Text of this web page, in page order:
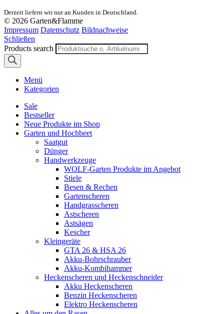
Derzeit liefern wir nur an Kunden in Deutschland.
© 2026 Garten&Flamme
Impressum Datenschutz Bildnachweise
Schließen
Products search
Menü
Kategorien
Sale
Bestseller
Neue Produkte im Shop
Garten und Hochbeet
Saatgut
Dünger
Handwerkzeuge
WOLF-Garten Produkte im Angebot
Stiele
Besen & Rechen
Gartenscheren
Handgrasscheren
Astscheren
Astsägen
Kescher
Kleingeräte
GTA 26 & HSA 26
Akku-Bohrschrauber
Akku-Kombihammer
Heckenscheren und Heckenschneider
Akku Heckenscheren
Benzin Heckenscheren
Elektro Heckenscheren